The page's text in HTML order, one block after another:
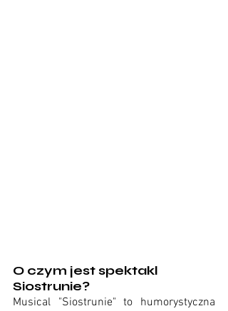
O czym jest spektakl
Siostrunie?
Musical "Siostrunie" to humorystyczna